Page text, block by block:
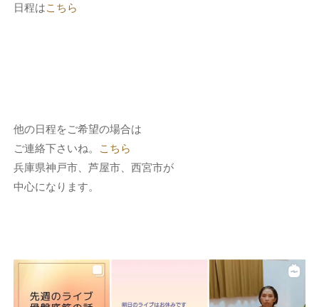
日程はこちら
他の日程をご希望の場合は
ご連絡下さいね。 こちら
兵庫県神戸市、芦屋市、西宮市が
中心になります。